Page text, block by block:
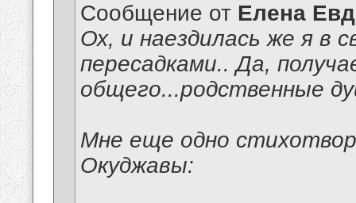
Сообщение от Елена
Ох, и наездилась же я в
пересадками.. Да,
общего...родственные
Мне еще одно
Окуджавы: